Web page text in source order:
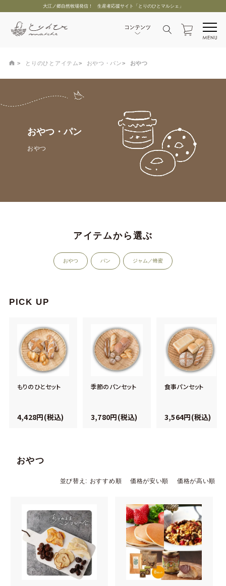
大江ノ郷自然牧場発信！ 生産者応援サイト「とりのひとマルシェ」
とりのひとアイテム おやつ・パン おやつ
おやつ・パン
おやつ
アイテムから選ぶ
おやつ パン ジャム／蜂蜜
PICK UP
もりのひとセット
4,428円(税込)
季節のパンセット
3,780円(税込)
食事パンセット
3,564円(税込)
おやつ
並び替え おすすめ順 価格が安い順 価格が高い順